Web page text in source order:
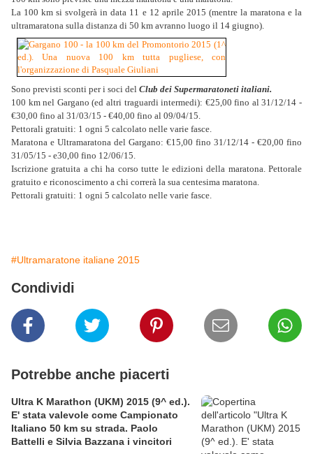
La 100 km si svolgerà in data 11 e 12 aprile 2015 (mentre la maratona e la
ultramaratona sulla distanza di 50 km avranno luogo il 14 giugno).
Sono previsti sconti per i soci del Club dei Supermaratoneti italiani.
100 km nel Gargano (ed altri traguardi intermedi): €25,00 fino al 31/12/14 -
€30,00 fino al 31/03/15 - €40,00 fino al 09/04/15.
Pettorali gratuiti: 1 ogni 5 calcolato nelle varie fasce.
Maratona e Ultramaratona del Gargano: €15,00 fino 31/12/14 - €20,00 fino
31/05/15 - e30,00 fino 12/06/15.
Iscrizione gratuita a chi ha corso tutte le edizioni della maratona. Pettorale
gratuito e riconoscimento a chi correrà la sua centesima maratona.
Pettorali gratuiti: 1 ogni 5 calcolato nelle varie fasce.
#Ultramaratone italiane 2015
Condividi
Potrebbe anche piacerti
Ultra K Marathon (UKM) 2015 (9^ ed.).
E' stata valevole come Campionato
Italiano 50 km su strada. Paolo
Battelli e Silvia Bazzana i vincitori